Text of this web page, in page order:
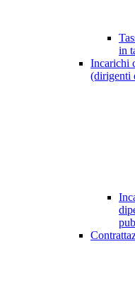
in
Incarichi
(dirigenti